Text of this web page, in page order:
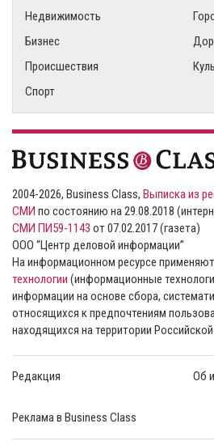
Недвижимость
Бизнес
Происшествия
Спорт
2004-2026, Business Class, Выписка из
СМИ по состоянию на 29.08.2018
СМИ ПИ59-1143 от 07.02.2017 (газета)
ООО “Центр деловой информации”
На информационном ресурсе
технологии (информационные
информации на основе сбора,
относящихся к предпочтениям
находящихся на территории
Редакция Об
Реклама в Business Class